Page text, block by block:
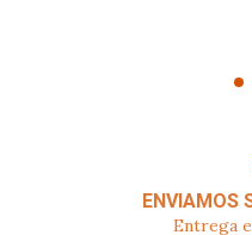
ENVIAMOS
Entrega